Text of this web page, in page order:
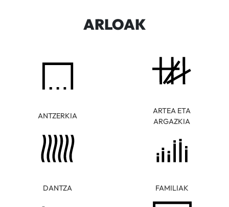
ARLOAK
ANTZERKIA
ARTEA ETA
ARGAZKIA
DANTZA FAMILIAK